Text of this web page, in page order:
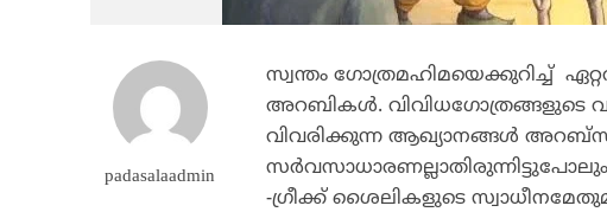
padasalaadmin
സ്വന്തം ഗോത്രമഹിമയെക്കുറിച്ച്
അറബികള്‍. വിവിധഗോത്രങ്ങളുടെ
വിവരിക്കുന്ന ആഖ്യാനങ്ങള്‍
-ഗ്രീക്ക് ശൈലികളുടെ